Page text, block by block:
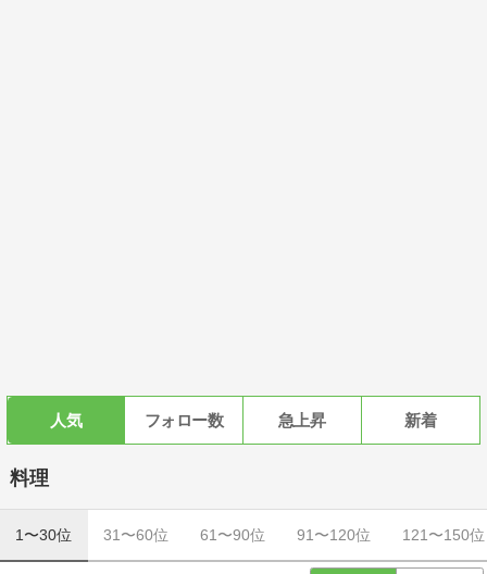
人気 フォロー数 急上昇 新着
料理
1〜30位 31〜60位 61〜90位 91〜120位 121〜150位